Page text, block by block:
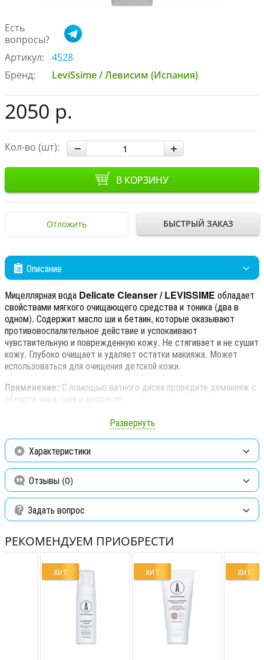
Есть
вопросы?
Артикул:
4528
Бренд:
LeviSsime / Левисим (Испания)
2050 р.
Кол-во (шт):
В КОРЗИНУ
Отложить БЫСТРЫЙ ЗАКАЗ
Описание
Мицеллярная вода Delicate Cleanser / LEVISSIME обладает
свойствами мягкого очищающего средства и тоника (два в
одном). Содержит масло ши и бетаин, которые оказывают
противовоспалительное действие и успокаивают
чувствительную и поврежденную кожу. Не стягивает и не сушит
кожу. Глубоко очищает и удаляет остатки макияжа. Может
использоваться для очищения детской кожи.
Применение: С помощью ватного диска проведите демакияж с
области лица, шеи и декольте.
Развернуть
Характеристики
Отзывы (0)
Задать вопрос
РЕКОМЕНДУЕМ ПРИОБРЕСТИ
ХИТ ХИТ ХИТ